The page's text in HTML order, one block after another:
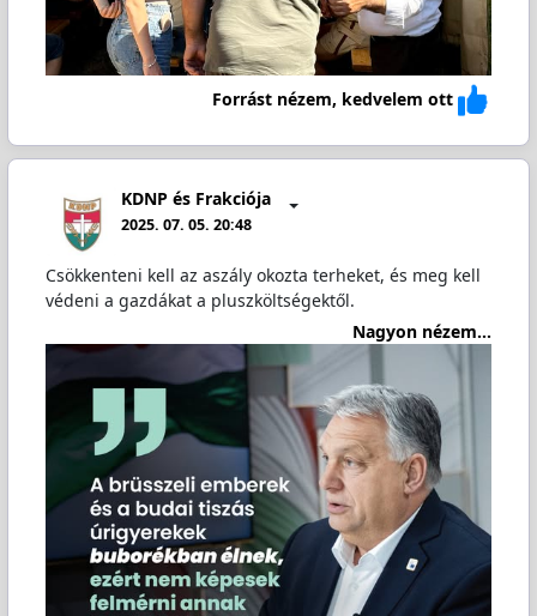
Forrást nézem, kedvelem ott
KDNP és Frakciója
2025. 07. 05. 20:48
Csökkenteni kell az aszály okozta terheket, és meg kell
védeni a gazdákat a pluszköltségektől.
Nagyon nézem...